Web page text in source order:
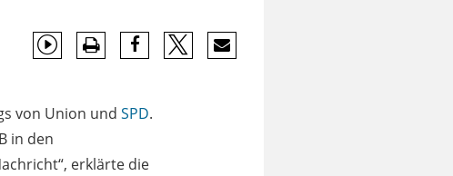
von Union und SPD.
in den
erklärte die